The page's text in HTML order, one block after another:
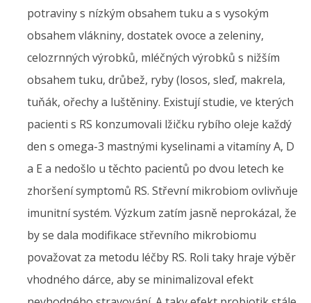
potraviny s nízkým obsahem tuku a s vysokým
obsahem vlákniny, dostatek ovoce a zeleniny,
celozrnných výrobků, mléčných výrobků s nižším
obsahem tuku, drůbež, ryby (losos, sleď, makrela,
tuňák, ořechy a luštěniny. Existují studie, ve kterých
pacienti s RS konzumovali lžičku rybího oleje každý
den s omega-3 mastnými kyselinami a vitamíny A, D
a E a nedošlo u těchto pacientů po dvou letech ke
zhoršení symptomů RS. Střevní mikrobiom ovlivňuje
imunitní systém. Výzkum zatím jasně neprokázal, že
by se dala modifikace střevního mikrobiomu
považovat za metodu léčby RS. Roli taky hraje výběr
vhodného dárce, aby se minimalizoval efekt